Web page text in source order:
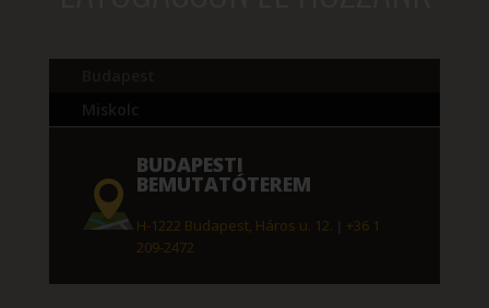
Miskolc
BUDAPESTI
BEMUTATÓTEREM
H-1222 Budapest, Háros u. 12.
+36 1
209-2472